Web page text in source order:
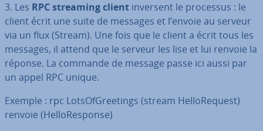
3. Les RPC streaming client inversent le processus : le
client écrit une suite de messages et l’envoie au serveur
via un flux (Stream). Une fois que le client a écrit tous les
messages, il attend que le serveur les lise et lui renvoie la
réponse. La commande de message passe ici aussi par
un appel RPC unique.
Exemple : rpc Lot­sOf­Gree­tings (stream Hel­lo­Re­quest)
renvoie (Hel­lo­Res­ponse)